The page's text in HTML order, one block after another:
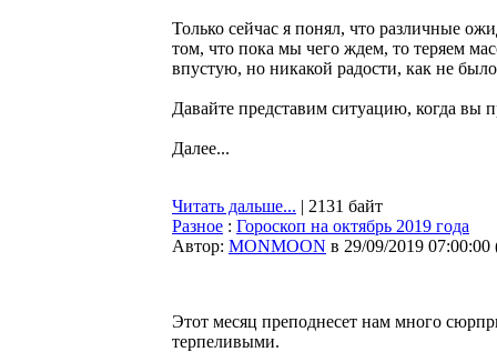
Только сейчас я понял, что различные
том, что пока мы чего ждем, то теряем
впустую, но никакой радости, как не
Давайте представим ситуацию, когда вы
Далее...
Читать дальше... | 2131 байт
Разное : Гороскоп на октябрь 2019 года
Автор: MONMOON в 29/09/2019 07:00:00
Этот месяц преподнесет нам много
терпеливыми.